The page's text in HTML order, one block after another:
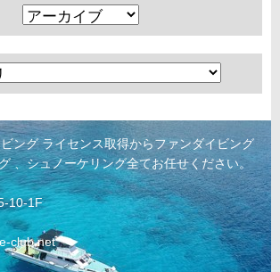
ング ライセンス取得からファンダイビング
、シュノーケリング全てお任せください。
10-1F
club.net